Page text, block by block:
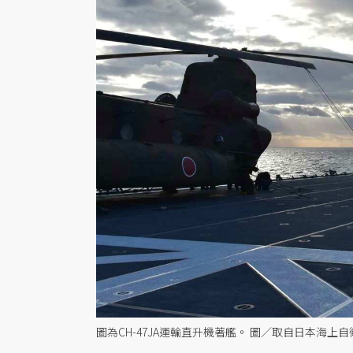
圖為CH-47JA運輸直升機著艦。 圖／取自日本海上自